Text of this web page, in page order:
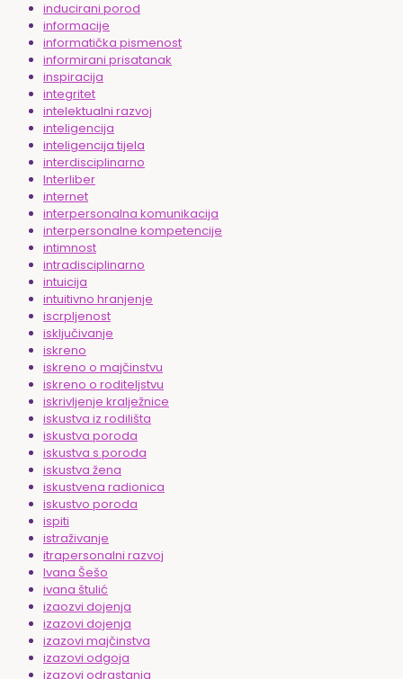
inducirani porod
informacije
informatička pismenost
informirani prisatanak
inspiracija
integritet
intelektualni razvoj
inteligencija
inteligencija tijela
interdisciplinarno
Interliber
internet
interpersonalna komunikacija
interpersonalne kompetencije
intimnost
intradisciplinarno
intuicija
intuitivno hranjenje
iscrpljenost
isključivanje
iskreno
iskreno o majčinstvu
iskreno o roditeljstvu
iskrivljenje kralježnice
iskustva iz rodilišta
iskustva poroda
iskustva s poroda
iskustva žena
iskustvena radionica
iskustvo poroda
ispiti
istraživanje
itrapersonalni razvoj
Ivana Šešo
ivana štulić
izaozvi dojenja
izazovi dojenja
izazovi majčinstva
izazovi odgoja
izazovi odrastanja